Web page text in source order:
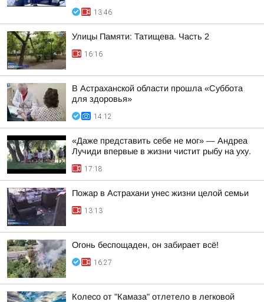
13:46
Улицы Памяти: Татищева. Часть 2
16:16
В Астраханской области прошла «Суббота
для здоровья»
14:12
«Даже представить себе не мог» — Андреа
Лучиди впервые в жизни чистит рыбу на уху.
17:18
Пожар в Астрахани унес жизни целой семьи
13:13
Огонь беспощаден, он забирает всё!
16:27
Колесо от "Камаза" отлетело в легковой